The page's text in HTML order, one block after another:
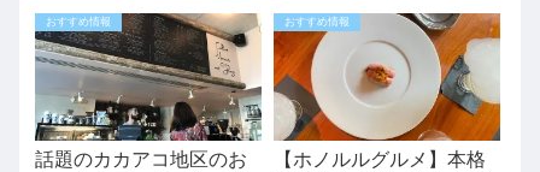
サンロレンツォのビキニがなん
と80%OFFセールやってます。
セール期間は、11/11(土...
オープン予定で準備を進めてい
ましたが、工事のパネルがとれ
お店のドアにはOpening Soonの
文字が出ていました。ワイキキ
ビー...
おすすめ情報
話題のカカアコ地区のお
おすすめ情報
【ホノルルグルメ】本格